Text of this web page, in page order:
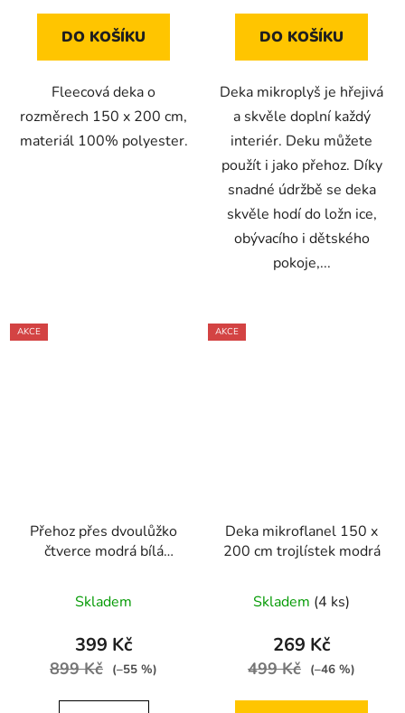
DO KOŠÍKU
Fleecová deka o
rozměrech 150 x 200 cm,
materiál 100% polyester.
DO KOŠÍKU
Deka mikroplyš je hřejivá
a skvěle doplní každý
interiér. Deku můžete
použít i jako přehoz. Díky
snadné údržbě se deka
skvěle hodí do ložn ice,
obývacího i dětského
pokoje,...
AKCE
Přehoz přes dvoulůžko
čtverce modrá bílá
Skladem
399 Kč
899 Kč (–55 %)
AKCE
Deka mikroflanel 150 x
200 cm trojlístek modrá
Skladem (4 ks)
269 Kč
499 Kč (–46 %)